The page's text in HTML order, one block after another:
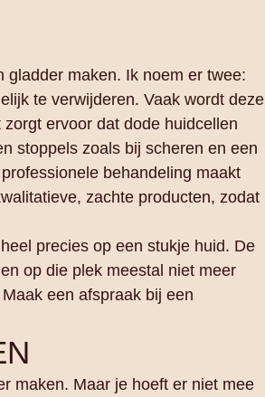
gladder maken. Ik noem er twee:
te verwijderen. Vaak wordt deze
ervoor dat dode huidcellen
stoppels zoals bij scheren en een
behandeling maakt
zachte producten, zodat
precies op een stukje huid. De
op die plek meestal niet meer
een afspraak bij een
maken. Maar je hoeft er niet mee